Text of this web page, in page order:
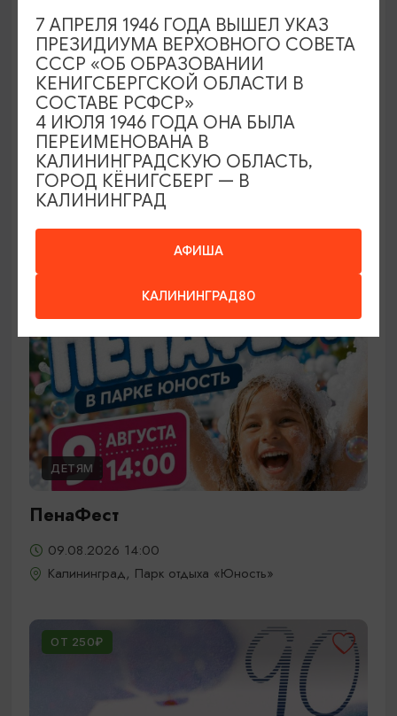
САМОЕ ИНТЕРЕСНОЕ
Фестиваль викингов Кауп (Большой
Кауп)
08.08.2026 - 09.08.2026, 13:00-22:00 (сб), 12:00-
17:00 (вс)
Зеленоградск, Поселение викингов «Кауп»
ДЕТЯМ
ПенаФест
09.08.2026 14:00
Калининград, Парк отдыха «Юность»
ОТ 250₽
АФИША
КАЛИНИНГРАД80
7 АПРЕЛЯ 1946 ГОДА ВЫШЕЛ УКАЗ
ПРЕЗИДИУМА ВЕРХОВНОГО СОВЕТА
СССР «ОБ ОБРАЗОВАНИИ
КЕНИГСБЕРГСКОЙ ОБЛАСТИ В
СОСТАВЕ РСФСР»
4 ИЮЛЯ 1946 ГОДА ОНА БЫЛА
ПЕРЕИМЕНОВАНА В
КАЛИНИНГРАДСКУЮ ОБЛАСТЬ,
ГОРОД КЁНИГСБЕРГ — В
КАЛИНИНГРАД